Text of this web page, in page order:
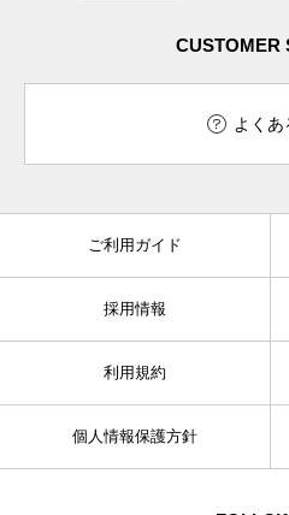
CUSTOMER
よくあ
ご利用ガイド
採用情報
利用規約
個人情報保護方針